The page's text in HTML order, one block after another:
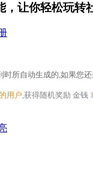
让你轻松玩转
所自动生成的,如果您还
用户 ,获得随机奖励 金钱 1